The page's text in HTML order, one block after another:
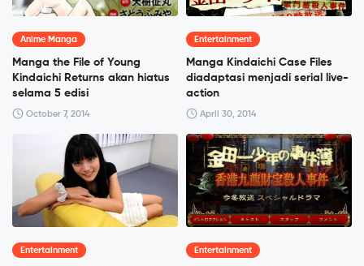
Anime Manga
Manga the File of Young
Kindaichi Returns akan hiatus
selama 5 edisi
October 7, 2014
Entertainment
Manga Kindaichi Case Files
diadaptasi menjadi serial live-
action
April 30, 2014
Entertainment Entertainment